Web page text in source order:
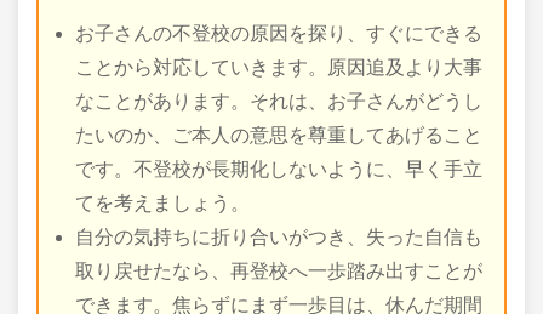
お子さんの不登校の原因を探り、すぐにできる
ことから対応していきます。原因追及より大事
なことがあります。それは、お子さんがどうし
たいのか、ご本人の意思を尊重してあげること
です。不登校が長期化しないように、早く手立
てを考えましょう。
自分の気持ちに折り合いがつき、失った自信も
取り戻せたなら、再登校へ一歩踏み出すことが
できます。焦らずにまず一歩目は、休んだ期間